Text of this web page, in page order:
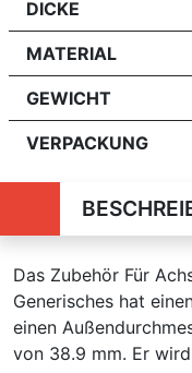
DICKE
MATERIAL
GEWICHT
VERPACKUNG
Das Zubehör Für
Generisches hat
einen
von 38.9 mm. Er